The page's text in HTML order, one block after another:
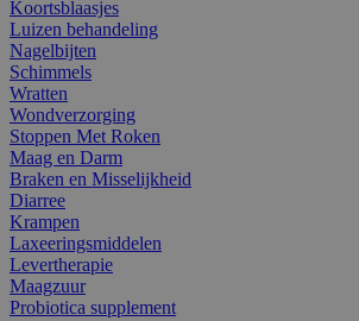
Koortsblaasjes
Luizen behandeling
Nagelbijten
Schimmels
Wratten
Wondverzorging
Stoppen Met Roken
Maag en Darm
Braken en Misselijkheid
Diarree
Krampen
Laxeeringsmiddelen
Levertherapie
Maagzuur
Probiotica supplement